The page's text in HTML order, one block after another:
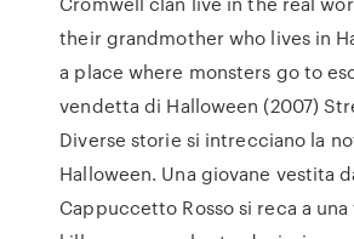
their grandmother who lives in
a place where monsters go to
vendetta di Halloween (2007)
Diverse storie si intrecciano la
Halloween. Una giovane vestita
Cappuccetto Rosso si reca a una